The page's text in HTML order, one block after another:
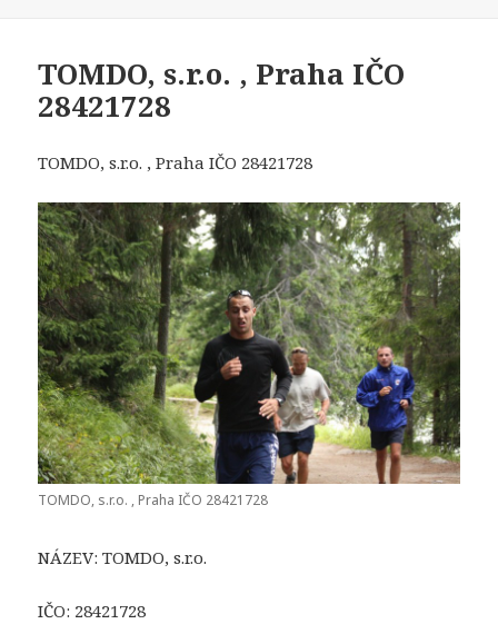
TOMDO, s.r.o. , Praha IČO
28421728
TOMDO, s.r.o. , Praha IČO 28421728
TOMDO, s.r.o. , Praha IČO 28421728
NÁZEV: TOMDO, s.r.o.
IČO: 28421728